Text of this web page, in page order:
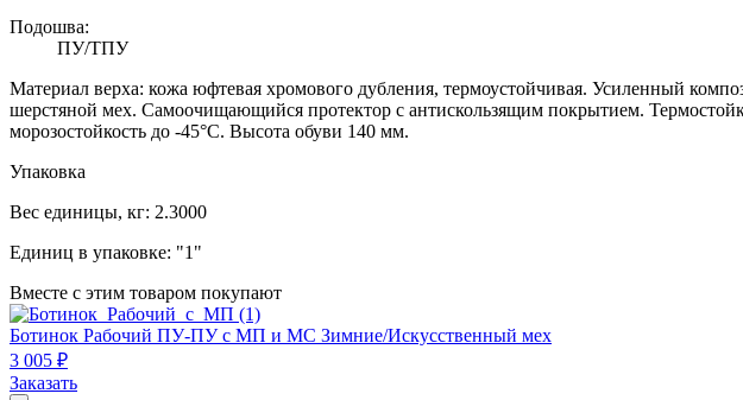
Подошва:
ПУ/ТПУ
Материал верха: кожа юфтевая хромового дубления, термоустойчивая. Усиленный
шерстяной мех. Самоочищающийся протектор с антискользящим покрытием.
морозостойкость до -45°С. Высота обуви 140 мм.
Упаковка
Вес единицы, кг: 2.3000
Единиц в упаковке: "1"
Вместе с этим товаром покупают
Ботинок Рабочий ПУ-ПУ с МП и МС Зимние/Искусственный мех
3 005 ₽
Заказать